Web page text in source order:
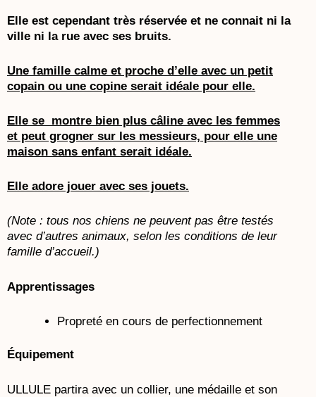
Elle est cependant très réservée et ne connait ni la
ville ni la rue avec ses bruits.
Une famille calme et proche d’elle avec un petit
copain ou une copine serait idéale pour elle.
Elle se montre bien plus câline avec les femmes
et peut grogner sur les messieurs, pour elle une
maison sans enfant serait idéale.
Elle adore jouer avec ses jouets.
(Note : tous nos chiens ne peuvent pas être testés
avec d’autres animaux, selon les conditions de leur
famille d’accueil.)
Apprentissages
Propreté en cours de perfectionnement
Équipement
ULLULE partira avec un collier, une médaille et son